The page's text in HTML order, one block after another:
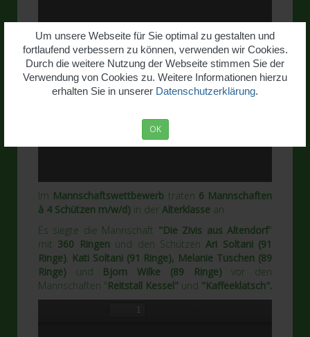
Um unsere Webseite für Sie optimal zu gestalten und
fortlaufend verbessern zu können, verwenden wir Cookies.
Durch die weitere Nutzung der Webseite stimmen Sie der
Verwendung von Cookies zu. Weitere Informationen hierzu
erhalten Sie in unserer Datenschutzerklärung.
OK
Im Mannschaftswettbewerb traten 6 Mannschaften
à 4 Schützen m/w/d) in der Alterklasse an.
Es siegte die Mannschaft "Die Zivis aus Altendorf"
mit 360 Ringen und den SchützenAri Soltani (91
Ringe), Kati Soltani (91 Ringe), Melanie Tuschen (89
Ringe) und Bjorn Wilke (89 Ringe) vor den
Mannschaften "Reitstall Kessel" und "Kaffeeklatsch".